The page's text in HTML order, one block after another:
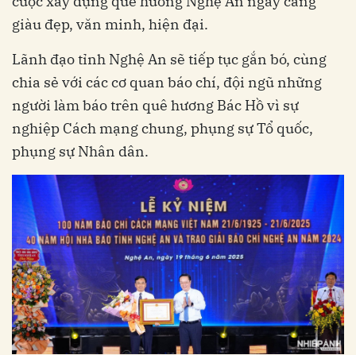
giàu đẹp, văn minh, hiện đại.
Lãnh đạo tỉnh Nghệ An sẽ tiếp tục gắn bó, cùng
chia sẻ với các cơ quan báo chí, đội ngũ những
người làm báo trên quê hương Bác Hồ vì sự
nghiệp Cách mạng chung, phụng sự Tổ quốc,
phụng sự Nhân dân.